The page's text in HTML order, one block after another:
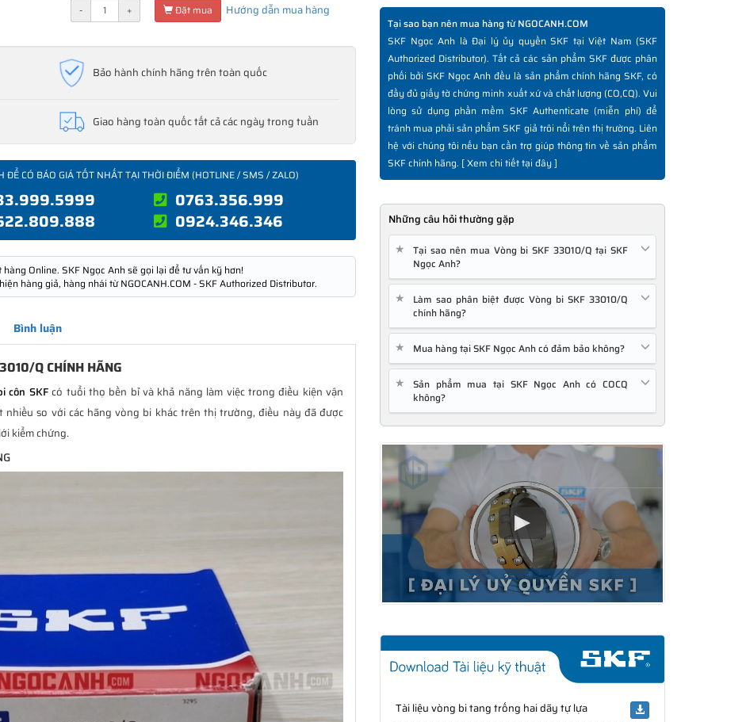
- + Đặt mua Hướng dẫn mua hàng
Bảo hành chính hãng trên toàn quốc
Giao hàng toàn quốc tất cả các ngày trong tuần
ĐỂ CÓ BÁO GIÁ TỐT NHẤT TẠI THỜI ĐIỂM (HOTLINE / SMS / ZALO)
0763.356.999
0924.346.346
Online. SKF Ngọc Anh sẽ gọi lại để tư vấn kỹ hơn!
hàng giả, hàng nhái từ NGOCANH.COM - SKF Authorized Distributor.
Bình luận
Q CHÍNH HÃNG
côn SKFcó tuổi thọ bền bỉ và khả năng làm việc trong điều kiện vận
nhiều so với các hãng vòng bi khác trên thị trường, điều này đã được
kiểm chứng.
Tại sao bạn nên mua hàng từ NGOCANH.COM
SKF Ngọc Anh là Đại lý ủy quyền SKF tại Việt Nam (SKF
Authorized Distributor). Tất cả các sản phẩm SKF được phân
phối bởi SKF Ngọc Anh đều là sản phẩm chính hãng SKF, có
đầy đủ giấy tờ chứng minh xuất xứ và chất lượng (CO,CQ). Vui
lòng sử dụng phần mềm SKF Authenticate (miễn phí) để
tránh mua phải sản phẩm SKF giả trôi nổi trên thị trường. Liên
hệ với chúng tôi nếu bạn cần trợ giúp thông tin về sản phẩm
SKF chính hãng. [Xem chi tiết tại đây]
Những câu hỏi thường gặp
★
Tại sao nên mua Vòng bi SKF 33010/Q tại SKF
Ngọc Anh?
★
Làm sao phân biệt được Vòng bi SKF 33010/Q
chính hãng?
★ Mua hàng tại SKF Ngọc Anh có đảm bảo không?
★
Sản phẩm mua tại SKF Ngọc Anh có COCQ
không?
Tài liệu vòng bi tang trống hai dãy tự lựa